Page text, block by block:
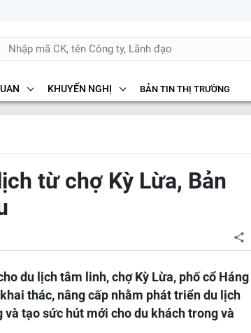
KHUYẾN NGHỊ BẢN TIN THỊ TRƯỜNG
từ chợ Kỳ Lừa, Bản
du lịch tâm linh, chợ Kỳ Lừa, phố cổ Háng
thác, nâng cấp nhằm phát triển du lịch
và tạo sức hút mới cho du khách trong và